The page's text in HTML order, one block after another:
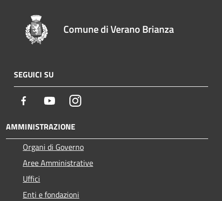
Comune di Verano Brianza
SEGUICI SU
Facebook YoutubeInstagram
AMMINISTRAZIONE
Organi di Governo
Aree Amministrative
Uffici
Enti e fondazioni